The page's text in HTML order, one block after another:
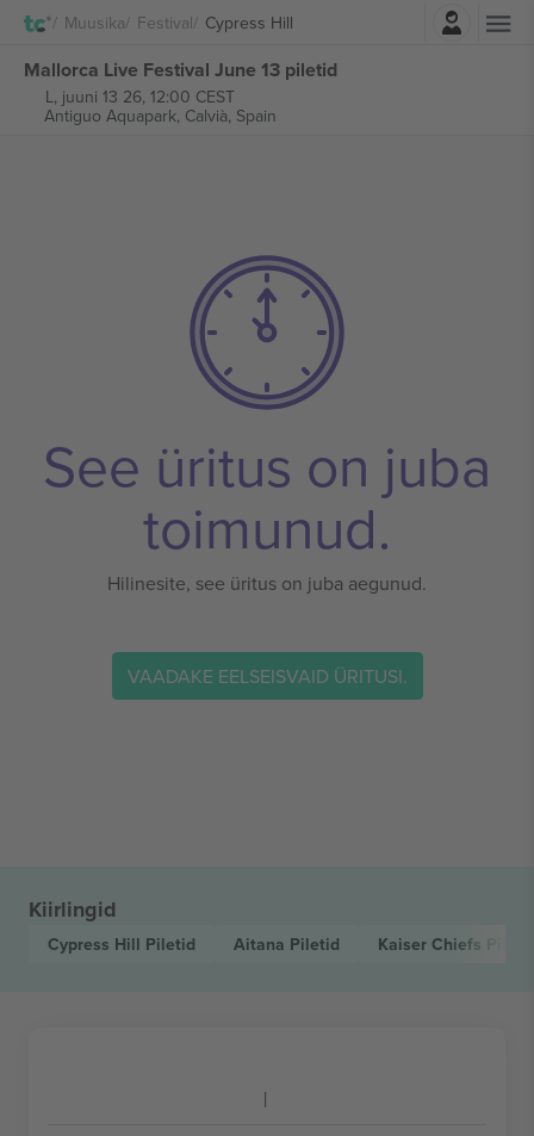
Muusika Festival Cypress Hill
Mallorca Live Festival June 13 piletid
L, juuni 13 26, 12:00 CEST
Antiguo Aquapark, Calvià, Spain
See üritus on juba
toimunud.
Hilinesite, see üritus on juba aegunud.
VAADAKE EELSEISVAID ÜRITUSI.
Kiirlingid
Cypress Hill Piletid Aitana Piletid Kaiser Chiefs